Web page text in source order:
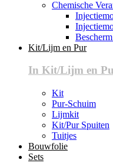
Chemische
Kit/Lijm en Pur
In Kit/Lijm en
Kit
Pur-Schuim
Lijmkit
Kit/Pur Spuiten
Tuitjes
Bouwfolie
Sets